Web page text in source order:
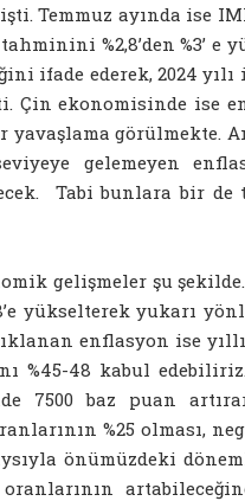
Temmuz ayında ise
%2,8’den %3’ e
ifade ederek, 2024 yılı
Çin ekonomisinde ise
yavaşlama görülmekte.
gelemeyen
Tabi bunlara bir de
gelişmeler şu
yükselterek yukarı
enflasyon ise
%45-48 kabul
7500 baz puan
%25 olması,
önümüzdeki